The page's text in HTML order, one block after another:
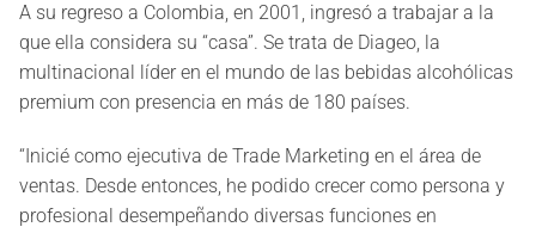
A su regreso a Colombia, en 2001, ingresó a trabajar a la
que ella considera su “casa”. Se trata de Diageo, la
multinacional líder en el mundo de las bebidas alcohólicas
premium con presencia en más de 180 países.
“Inicié como ejecutiva de Trade Marketing en el área de
ventas. Desde entonces, he podido crecer como persona y
profesional desempeñando diversas funciones en